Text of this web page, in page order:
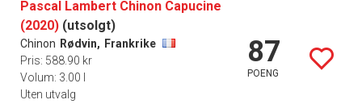
Pascal Lambert Chinon Capucine
(2020) (utsolgt)
Chinon Rødvin, Frankrike
Pris: 588.90 kr
Volum: 3.00 l
Uten utvalg
87
POENG